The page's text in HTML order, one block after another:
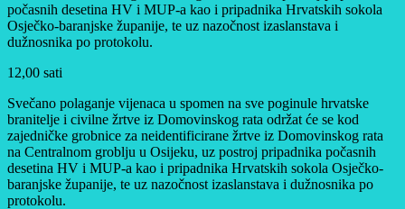
počasnih desetina HV i MUP-a kao i pripadnika Hrvatskih sokola
Osječko-baranjske županije, te uz nazočnost izaslanstava i
dužnosnika po protokolu.
12,00 sati
Svečano polaganje vijenaca u spomen na sve poginule hrvatske
branitelje i civilne žrtve iz Domovinskog rata održat će se kod
zajedničke grobnice za neidentificirane žrtve iz Domovinskog rata
na Centralnom groblju u Osijeku, uz postroj pripadnika počasnih
desetina HV i MUP-a kao i pripadnika Hrvatskih sokola Osječko-
baranjske županije, te uz nazočnost izaslanstava i dužnosnika po
protokolu.